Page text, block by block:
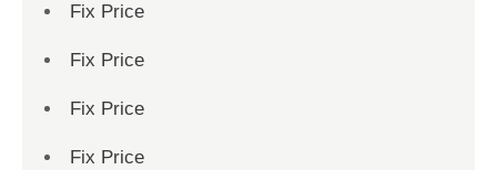
Fix Price
Fix Price
Fix Price
Fix Price